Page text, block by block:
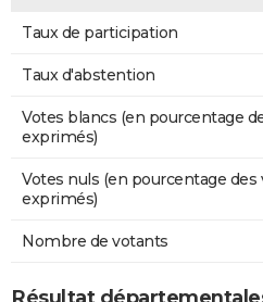
Taux de participation
Taux d'abstention
Votes blancs (en pourcentage
exprimés)
Votes nuls (en pourcentage des
exprimés)
Nombre de votants